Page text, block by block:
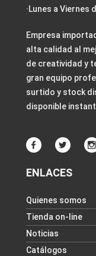
·Lunes a Viernes
Empresa
alta calidad al
de creatividad y
gran equipo
surtido y stock
disponible
ENLACES
Quienes somos
Tienda on-line
Noticias
Catálogos